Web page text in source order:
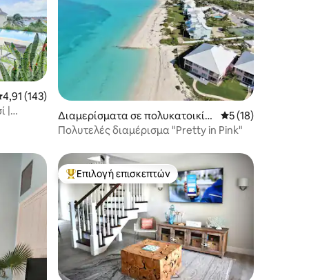
βαθμολογία: 4,91 στα 5, 143 κριτικές
4,91 (143)
|
Διαμερίσματα σε πολυκατοικία
στην πόλη Treasure Cay
Μέση βαθμολογία:
5 (18)
Πολυτελές διαμέρισμα "Pretty in Pink"
Κορυφαία επιλογή επισκεπτών
Επιλογή επισκεπτών